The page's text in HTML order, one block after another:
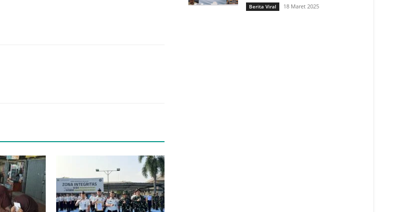
Berita Viral 18 Maret 2025